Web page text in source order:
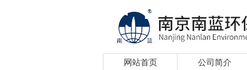
网站首页 公司简介